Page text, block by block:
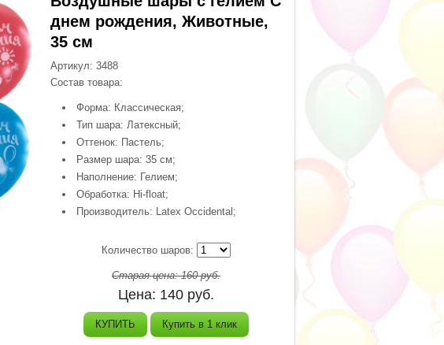
днем рождения, Животные,
35 см
Артикул: 3488
Состав товара:
Форма: Классическая;
Тип шара: Латексный;
Оттенок: Пастель;
Размер шара: 35 см;
Наполнение: Гелием;
Обработка: Hi-float;
Производитель: Latex Occidental;
Количество шаров:
Старая цена:160руб.
Цена: 140 руб.
КУПИТЬ Купить в 1 клик